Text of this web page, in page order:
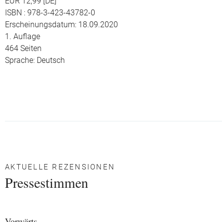
ISBN : 978-3-423-43782-0
Erscheinungsdatum: 18.09.2020
1. Auflage
464 Seiten
Sprache: Deutsch
AKTUELLE REZENSIONEN
Pressestimmen